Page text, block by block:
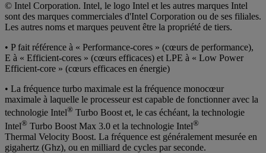
© Intel Corporation. Intel, le logo Intel et les autres marques Intel
sont des marques commerciales d'Intel Corporation ou de ses filiales.
Les autres noms et marques peuvent être la propriété de tiers.
• P fait référence à « Performance-cores » (cœurs de performance),
E à « Efficient-cores » (cœurs efficaces) et LPE à « Low Power
Efficient-core » (cœurs efficaces en énergie)
• La fréquence turbo maximale est la fréquence monocœur
maximale à laquelle le processeur est capable de fonctionner avec la
technologie Intel® Turbo Boost et, le cas échéant, la technologie
Intel® Turbo Boost Max 3.0 et la technologie Intel®
Thermal Velocity Boost. La fréquence est généralement mesurée en
gigahertz (Ghz), ou en milliard de cycles par seconde.